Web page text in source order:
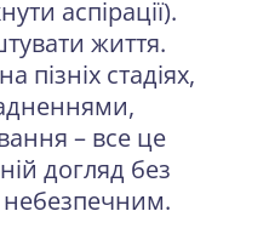
аспірації).
життя.
пізніх стадіях,
– все це
догляд без
небезпечним.